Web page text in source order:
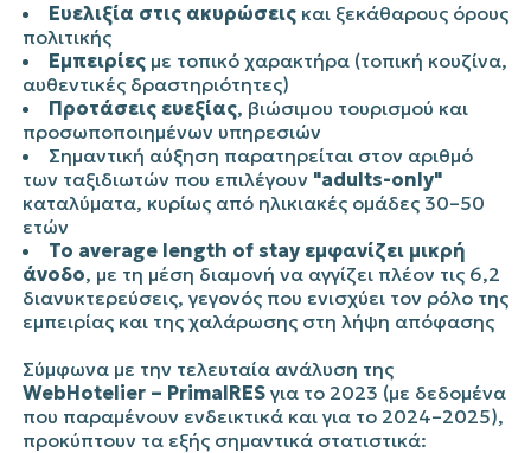
Ευελιξία στις ακυρώσειςκαι ξεκάθαρους όρους
πολιτικής
Εμπειρίεςμε τοπικό χαρακτήρα (τοπική κουζίνα,
αυθεντικές δραστηριότητες)
Προτάσεις ευεξίας, βιώσιμου τουρισμού και
προσωποποιημένων υπηρεσιών
Σημαντική αύξηση παρατηρείται στον αριθμό
των ταξιδιωτών που επιλέγουν "adults-only"
καταλύματα, κυρίως από ηλικιακές ομάδες 30–50
ετών
Το average length of stay εμφανίζει μικρή
άνοδο, με τη μέση διαμονή να αγγίζει πλέον τις 6,2
διανυκτερεύσεις, γεγονός που ενισχύει τον ρόλο της
εμπειρίας και της χαλάρωσης στη λήψη απόφασης
Σύμφωνα με την τελευταία ανάλυση της
WebHotelier – PrimalRESγια το 2023 (με δεδομένα
που παραμένουν ενδεικτικά και για το 2024–2025),
προκύπτουν τα εξής σημαντικά στατιστικά: